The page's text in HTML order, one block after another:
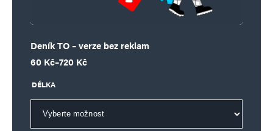
Deník TO – verze bez reklam
60 Kč–720 Kč
Rozpětí cen: 60 Kč až 720 Kč
DÉLKA